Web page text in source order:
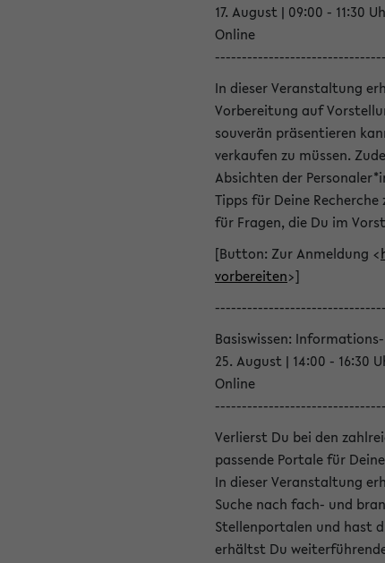
17. August | 09:00 - 11:30
Online
In dieser Veranstaltung
Vorbereitung auf
souverän präsentieren
verkaufen zu müssen.
Absichten der
Tipps für Deine
für Fragen, die Du im
[Button: Zur Anmeldung <
vorbereiten>]
Basiswissen:
25. August | 14:00 - 16:30
Online
Verlierst Du bei den
passende Portale für
In dieser Veranstaltung
Suche nach fach- und
Stellenportalen und hast
erhältst Du